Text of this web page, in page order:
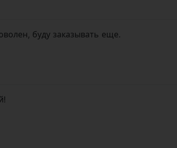
буду заказывать еще.